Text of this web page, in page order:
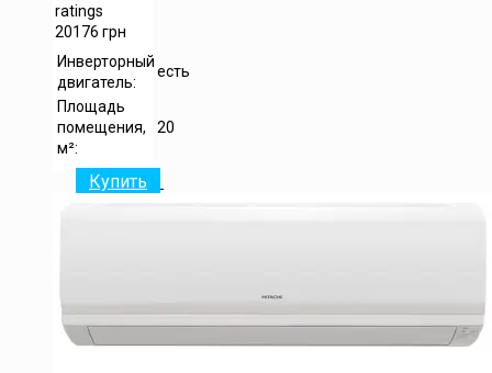
ratings
20176 грн
Инверторный
двигатель:
есть
Площадь
помещения,
м²:
20
Купить